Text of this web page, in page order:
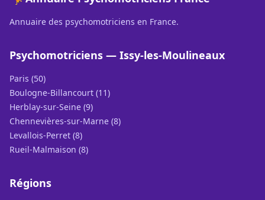
Annuaire des psychomotriciens en France.
Psychomotriciens — Issy-les-Moulineaux
Paris (50)
Boulogne-Billancourt (11)
Herblay-sur-Seine (9)
Chennevières-sur-Marne (8)
Levallois-Perret (8)
Rueil-Malmaison (8)
Régions